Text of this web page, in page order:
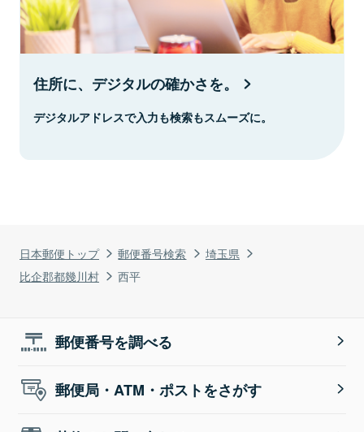
日本郵便トップ 郵便番号検索
埼玉県
比企郡都幾川村
西平
住所に、デジタルの確かさを。
デジタルアドレスで入力も検索もスムーズに。
郵便番号を調べる
郵便局・ATM・ポストをさがす